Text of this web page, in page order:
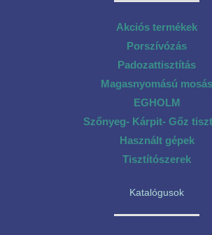
Akciós termékek
Porszívózás
Padozattisztítás
Magasnyomású mosás
EGHOLM
Szőnyeg- Kárpit- Gőz
Használt gépek
Tisztítószerek
Katalógusok